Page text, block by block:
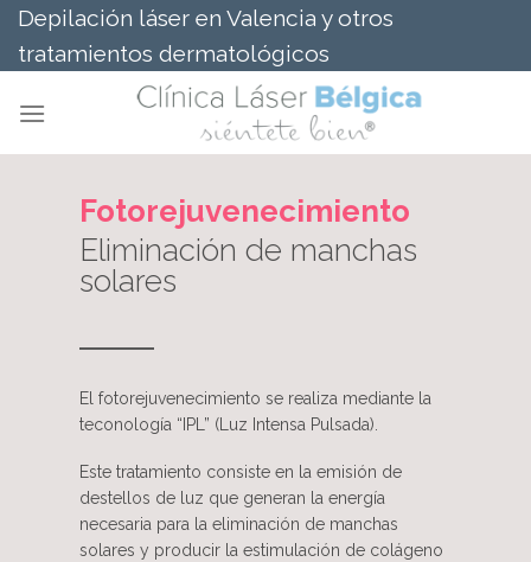
Saltar
contenido
Depilación láser en Valencia y otros
tratamientos dermatológicos
Fotorejuvenecimiento
Eliminación de manchas
solares
El fotorejuvenecimiento se realiza mediante la
teconología “IPL” (Luz Intensa Pulsada).
Este tratamiento consiste en la emisión de
destellos de luz que generan la energía
necesaria para la eliminación de manchas
solares y producir la estimulación de colágeno